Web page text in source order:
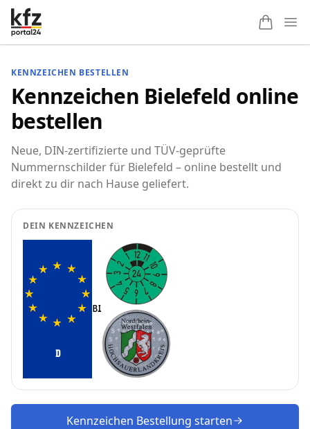
KENNZEICHEN BESTELLEN
Kennzeichen Bielefeld online
bestellen
Neue, DIN-zertifizierte und TÜV-geprüfte
Nummernschilder für Bielefeld – online bestellt und
direkt zu dir nach Hause geliefert.
DEIN KENNZEICHEN
D
Kennzeichen Bestellung starten